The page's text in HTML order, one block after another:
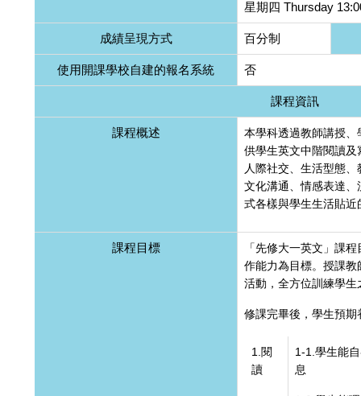
星期四 Thursday
成績呈現方式 百分制
使用開課學校自建的報名系統 否
課程資訊
課程概述
本學科透過教師講授
供學生英文中階閱讀
人際社交、生活型態
文化溝通、情感表達
式各樣與學生生活貼近
課程目標
「先修大一英文」課
作能力為目標。授課
活動，全方位訓練學
修課完畢後，學生預
1.閱
讀
1-1.學生能
息